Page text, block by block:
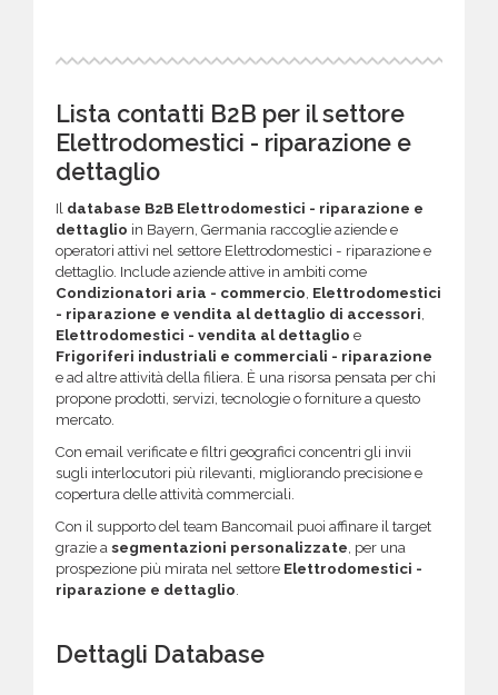
Lista contatti B2B per il settore
Elettrodomestici - riparazione e
dettaglio
Il database B2B Elettrodomestici - riparazione e
dettaglio in Bayern, Germania raccoglie aziende e
operatori attivi nel settore Elettrodomestici - riparazione e
dettaglio. Include aziende attive in ambiti come
Condizionatori aria - commercio, Elettrodomestici
- riparazione e vendita al dettaglio di accessori,
Elettrodomestici - vendita al dettaglio e
Frigoriferi industriali e commerciali - riparazione
e ad altre attività della filiera. È una risorsa pensata per chi
propone prodotti, servizi, tecnologie o forniture a questo
mercato.
Con email verificate e filtri geografici concentri gli invii
sugli interlocutori più rilevanti, migliorando precisione e
copertura delle attività commerciali.
Con il supporto del team Bancomail puoi affinare il target
grazie a segmentazioni personalizzate, per una
prospezione più mirata nel settore Elettrodomestici -
riparazione e dettaglio.
Dettagli Database